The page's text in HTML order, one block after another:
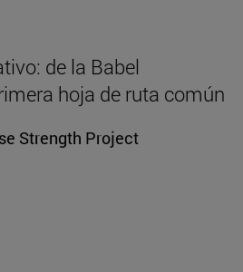
de la Babel
hoja de ruta común
Strength Project